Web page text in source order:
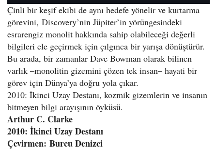
Çinli bir keşif ekibi de aynı hedefe yöne­lir ve kurtarma
görevini, Discovery’nin Jüpiter’in yörüngesindeki
esrarengiz mo­nolit hakkında sahip olabileceği değerli
bilgileri ele geçirmek için çılgınca bir yarışa dönüştürür.
Bu arada, bir zamanlar Dave Bowman ola­rak bilinen
varlık –monolitin gizemini çözen tek insan– hayati bir
görev için Dünya’ya doğru yola çıkar.
2010: İkinci Uzay Destanı, kozmik gizem­lerin ve insanın
bitmeyen bilgi arayışının öyküsü.
Arthur C. Clarke
2010: İkinci Uzay Destanı
Çevirmen: Burcu Denizci